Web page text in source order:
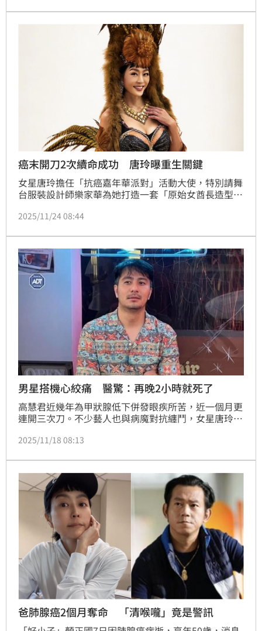
癌末開刀2次續命成功 唐玲曝重生關鍵
女星唐玲擔任「抗癌嘉年華派對」活動大使，特別請舞
台服裝設計師樂家華為她打造一套「原始女酋長造型」
型，是因為我覺得抗癌後的身體像重新被重置、回到原
象徵重生的感覺。」
2025/11/24 08:44
男星搭機心絞痛 醫驚：再晚2小時就死了
高慧君近幾年為甲狀腺低下併發眼疾所苦，近一個月更
連開三次刀。不少藝人也與病魔對抗纏鬥，女星唐玲因
症候群，也會導致胰島素抗阻而讓血糖不穩定，近日併
2025/11/18 08:13
爸肺腺癌2個月奪命 「清喉嚨」竟是警訊